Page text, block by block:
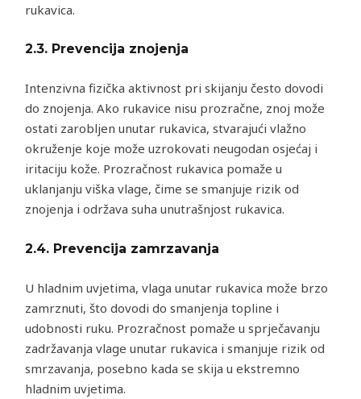
rukavica.
2.3. Prevencija znojenja
Intenzivna fizička aktivnost pri skijanju često dovodi
do znojenja. Ako rukavice nisu prozračne, znoj može
ostati zarobljen unutar rukavica, stvarajući vlažno
okruženje koje može uzrokovati neugodan osjećaj i
iritaciju kože. Prozračnost rukavica pomaže u
uklanjanju viška vlage, čime se smanjuje rizik od
znojenja i održava suha unutrašnjost rukavica.
2.4. Prevencija zamrzavanja
U hladnim uvjetima, vlaga unutar rukavica može brzo
zamrznuti, što dovodi do smanjenja topline i
udobnosti ruku. Prozračnost pomaže u sprječavanju
zadržavanja vlage unutar rukavica i smanjuje rizik od
smrzavanja, posebno kada se skija u ekstremno
hladnim uvjetima.